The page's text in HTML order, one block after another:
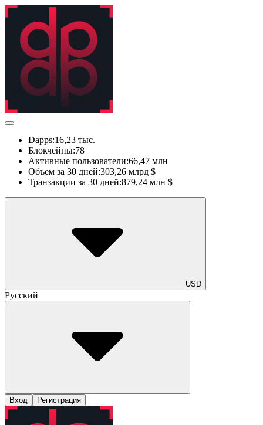
Dapps:16,23 тыс.
Блокчейны:78
Активные пользователи:66,47 млн
Объем за 30 дней:303,26 млрд $
Транзакции за 30 дней:879,24 млн $
USD
Русский
Вход Регистрация